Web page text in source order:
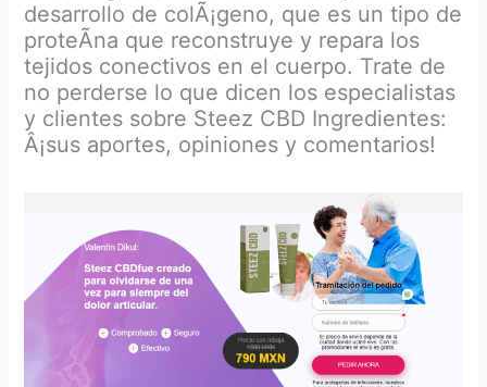
desarrollo de colÃ¡geno, que es un tipo de
proteÃ­na que reconstruye y repara los
tejidos conectivos en el cuerpo. Trate de
no perderse lo que dicen los especialistas
y clientes sobre Steez CBD Ingredientes:
Â¡sus aportes, opiniones y comentarios!